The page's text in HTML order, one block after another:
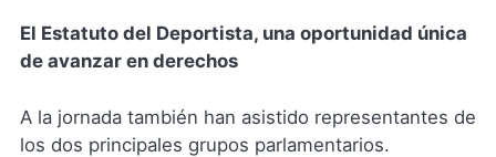
El Estatuto del Deportista, una oportunidad única
de avanzar en derechos
A la jornada también han asistido representantes de
los dos principales grupos parlamentarios.